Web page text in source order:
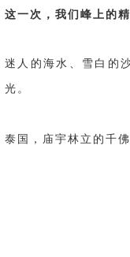
这一次，我们峰上的
迷人的海水、雪白的
光。
泰国，庙宇林立的千